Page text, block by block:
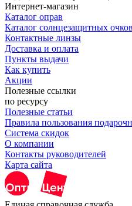
Интернет-магазин
Каталог оправ
Каталог солнцезащитных очков
Контактные линзы
Доставка и оплата
Пункты выдачи
Как купить
Акции
Полезные ссылки
по ресурсу
Полезные статьи
Правила пользования
Система скидок
О компании
Контакты руководителей
Карта сайта